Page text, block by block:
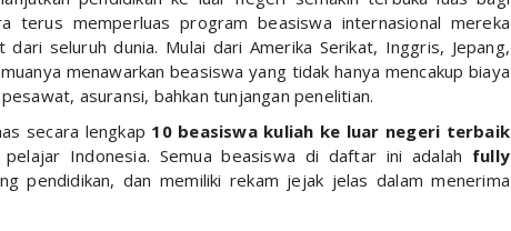
terus memperluas program beasiswa internasional mereka
seluruh dunia. Mulai dari Amerika Serikat, Inggris, Jepang,
menawarkan beasiswa yang tidak hanya mencakup biaya
asuransi, bahkan tunjangan penelitian.
secara lengkap 10 beasiswa kuliah ke luar negeri terbaik
Indonesia. Semua beasiswa di daftar ini adalah fully
pendidikan, dan memiliki rekam jejak jelas dalam menerima